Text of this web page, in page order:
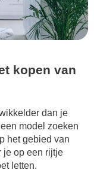
kopen van
dan je
model zoeken
het gebied van
je op een rijtje
letten.